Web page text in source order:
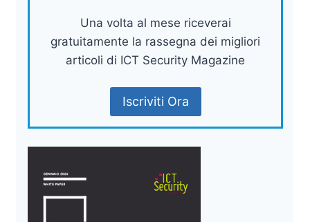
Una volta al mese riceverai
gratuitamente la rassegna dei migliori
articoli di ICT Security Magazine
Iscriviti Ora